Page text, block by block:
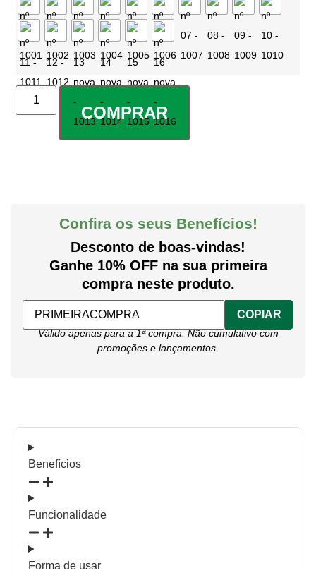
COMPRAR
Confira os seus Benefícios!
Desconto de boas-vindas!
Ganhe 10% OFF na sua primeira
compra neste produto.
COPIAR
Válido apenas para a 1ª compra. Não cumulativo com
promoções e lançamentos.
Benefícios
Funcionalidade
Forma de usar